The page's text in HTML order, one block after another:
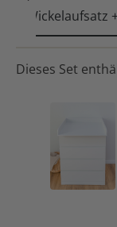
Wickelaufsatz
Dieses Set